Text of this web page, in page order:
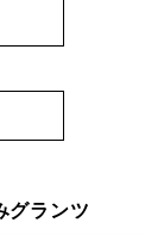
グランツ